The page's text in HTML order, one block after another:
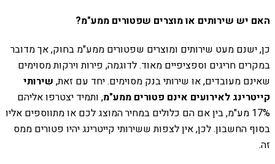
האם יש שירותים או מוצרים שפטורים ממע"מ?
כן, ישנם מעט שירותים ומוצרים שפטורים ממע"מ בחוק, אך מדובר
במקרים חריגים וספציפיים מאוד. לדוגמה, פירות וירקות מסוימים
שאינם מעובדים, או שירותי בנק מסוימים. יחד עם זאת, שירותי
קייטרינג לאירועים אינם פטורים ממע"מ, ותמיד יצטרפו אליהם
17% מע"מ, בין אם הם כלולים במחיר המוצג לכם או מתווספים אליו
בסוף החשבון. לכן, אין לצפות ששירותי קייטרינג יהיו פטורים ממס
זה.